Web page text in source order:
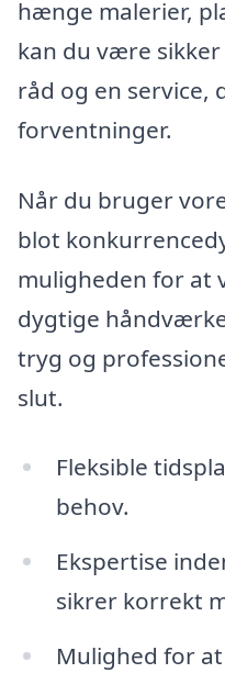
hænge malerier,
kan du være
råd og en service,
forventninger.
Når du bruger
blot
muligheden for at
dygtige
tryg og
slut.
Fleksible
behov.
Ekspertise
sikrer korrekt
Mulighed for